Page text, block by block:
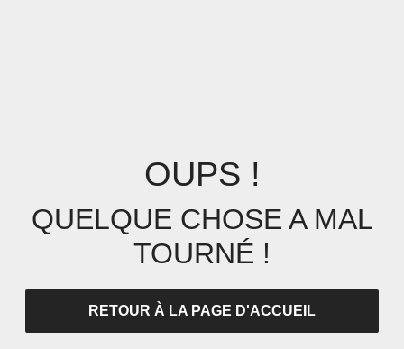
OUPS !
QUELQUE CHOSE A MAL
TOURNÉ !
RETOUR À LA PAGE D'ACCUEIL